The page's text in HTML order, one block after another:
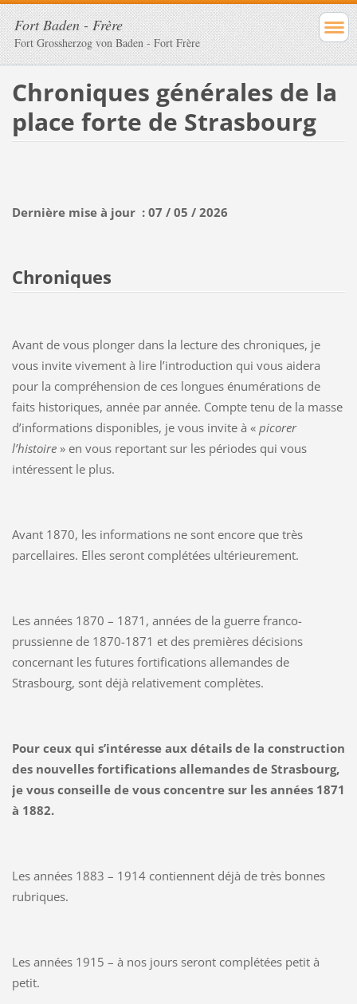
Fort Baden - Frère
Fort Grossherzog von Baden - Fort Frère
Chroniques générales de la
place forte de Strasbourg
Dernière mise à jour : 07 / 05 / 2026
Chroniques
Avant de vous plonger dans la lecture des chroniques, je
vous invite vivement à lire l’introduction qui vous aidera
pour la compréhension de ces longues énumérations de
faits historiques, année par année. Compte tenu de la masse
d’informations disponibles, je vous invite à « picorer
l’histoire» en vous reportant sur les périodes qui vous
intéressent le plus.
Avant 1870, les informations ne sont encore que très
parcellaires. Elles seront complétées ultérieurement.
Les années 1870 – 1871, années de la guerre franco-
prussienne de 1870-1871 et des premières décisions
concernant les futures fortifications allemandes de
Strasbourg, sont déjà relativement complètes.
Pour ceux qui s’intéresse aux détails de la construction
des nouvelles fortifications allemandes de Strasbourg,
je vous conseille de vous concentre sur les années 1871
à 1882.
Les années 1883 – 1914 contiennent déjà de très bonnes
rubriques.
Les années 1915 – à nos jours seront complétées petit à
petit.